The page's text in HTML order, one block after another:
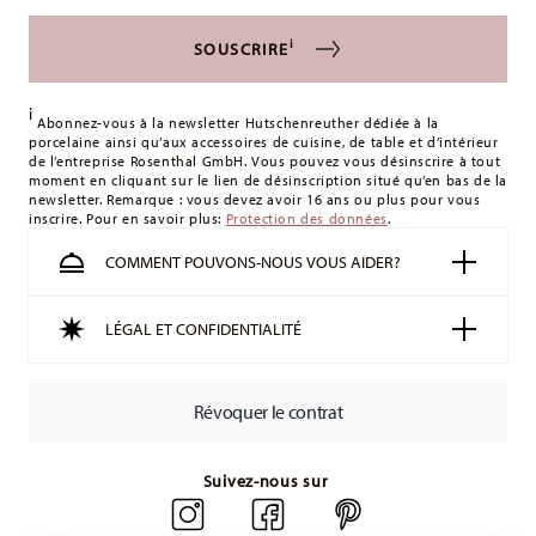
à 12,90 €. Pour tous les autres pays, vous pouvez consulter
les frais de livraison ici.
montant minimum de commande est de 135 £. La livraison
est offerte.
Suisse : Les livraisons en Suisse sont gratuites à partir de
49,90 CHF. Pour toute commande inférieure à 49,90 CHF, les
Suivi :
Vous recevrez un code de suivi par e-mail dès que
Délai de livraison en France : 5-7 jours ouvrables pour les
articles en stock. Vous pouvez consulter les délais de
Pour les retours, veuillez utiliser notre
SOUSCRIREi
i Abonnez-vous à la newsletter Hutschenreuther dédiée à la
porcelaine ainsi qu’aux accessoires de cuisine, de table et d’intérieur
de l’entreprise Rosenthal GmbH. Vous pouvez vous désinscrire à tout
moment en cliquant sur le lien de désinscription situé qu’en bas de la
newsletter. Remarque : vous devez avoir 16 ans ou plus pour vous
inscrire. Pour en savoir plus: Protection des données.
COMMENT POUVONS-NOUS VOUS AIDER?
LÉGAL ET CONFIDENTIALITÉ
Révoquer le contrat
Suivez-nous sur